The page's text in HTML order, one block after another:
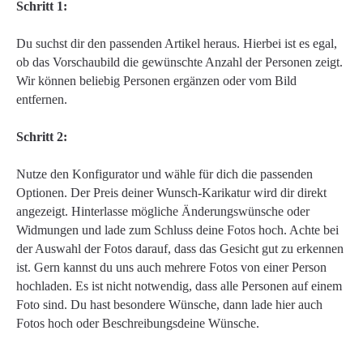
Schritt 1:
Du suchst dir den passenden Artikel heraus. Hierbei ist es egal,
ob das Vorschaubild die gewünschte Anzahl der Personen zeigt.
Wir können beliebig Personen ergänzen oder vom Bild
entfernen.
Schritt 2:
Nutze den Konfigurator und wähle für dich die passenden
Optionen. Der Preis deiner Wunsch-Karikatur wird dir direkt
angezeigt. Hinterlasse mögliche Änderungswünsche oder
Widmungen und lade zum Schluss deine Fotos hoch. Achte bei
der Auswahl der Fotos darauf, dass das Gesicht gut zu erkennen
ist. Gern kannst du uns auch mehrere Fotos von einer Person
hochladen. Es ist nicht notwendig, dass alle Personen auf einem
Foto sind. Du hast besondere Wünsche, dann lade hier auch
Fotos hoch oder Beschreibungsdeine Wünsche.